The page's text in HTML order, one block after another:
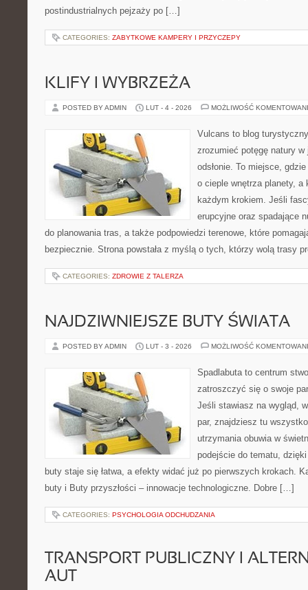
postindustrialnych pejzaży po […]
CATEGORIES: ZABYTKOWE KAMPERY I PRZYCZEPY
KLIFY I WYBRZEŻA
POSTED BY ADMIN LUT - 4 - 2026 MOŻLIWOŚĆ
Vulcans to blog
zrozumieć potęgę natury w
odsłonie. To miejsce,
o cieple wnętrza planety, a
każdym krokiem. Jeśli
erupcyjne oraz spadające
do planowania tras, a także podpowiedzi terenowe, które
bezpiecznie. Strona powstała z myślą o tych, którzy wolą trasy
CATEGORIES: ZDROWIE Z TALERZA
NAJDZIWNIEJSZE BUTY ŚWIATA
POSTED BY ADMIN LUT - 3 - 2026 MOŻLIWOŚĆ
Spadlabuta to centrum
zatroszczyć się o swoje
Jeśli stawiasz na wygląd,
par, znajdziesz tu
utrzymania obuwia w
podejście do tematu,
buty staje się łatwa, a efekty widać już po pierwszych krokach.
buty i Buty przyszłości – innowacje technologiczne. Dobre […]
CATEGORIES: PSYCHOLOGIA ODCHUDZANIA
TRANSPORT PUBLICZNY I
AUT